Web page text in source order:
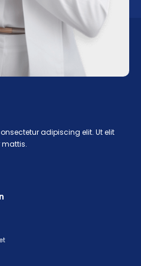
adipiscing elit. Ut elit
mattis.